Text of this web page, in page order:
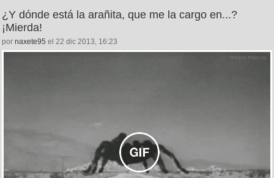
¿Y dónde está la arañita, que me la cargo en...?
¡Mierda!
por naxete95 el 22 dic 2013, 16:23